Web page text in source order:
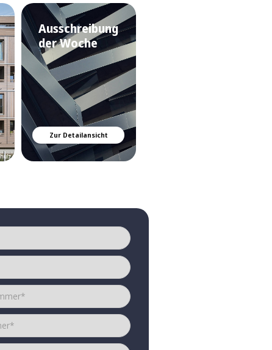
Ausschreibung
der Woche
Zur Detailansicht